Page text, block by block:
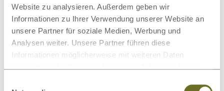
Website zu analysieren. Außerdem geben wir
Informationen zu Ihrer Verwendung unserer Website an
unsere Partner für soziale Medien, Werbung und
Analysen weiter. Unsere Partner führen diese
Informationen möglicherweise mit weiteren Daten
Zu wenig Schlafistungünstig für das Körpergewicht
Sind Sie müde, steigt das Hungerhormon Ghrelin, das
heißt, Sie bekommen dann Heißhunger, essen mehr und
erwiesenermaßen auch ungesünder. Essen Sie viel,
wiederum dieMotivation für Sport.